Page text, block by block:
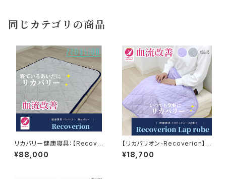
同じカテゴリの商品
リカバリー健康寝具：【Recove
rion】リカバリオン敷きパッド プ
ラウシオン加工 100×200cm
¥88,000
【リカバリオン-Recoverion】リ
カバリーひざ掛け 70×100cm
ちょうどいいサイズ プラウシ
¥18,700